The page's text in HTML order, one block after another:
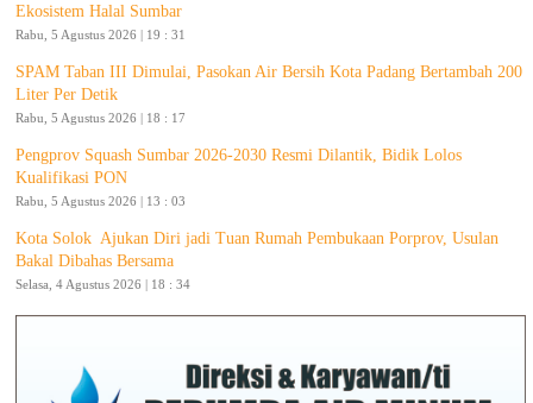
Ekosistem Halal Sumbar
Rabu, 5 Agustus 2026 | 19 : 31
SPAM Taban III Dimulai, Pasokan Air Bersih Kota Padang Bertambah 200
Liter Per Detik
Rabu, 5 Agustus 2026 | 18 : 17
Pengprov Squash Sumbar 2026-2030 Resmi Dilantik, Bidik Lolos
Kualifikasi PON
Rabu, 5 Agustus 2026 | 13 : 03
Kota Solok Ajukan Diri jadi Tuan Rumah Pembukaan Porprov, Usulan
Bakal Dibahas Bersama
Selasa, 4 Agustus 2026 | 18 : 34